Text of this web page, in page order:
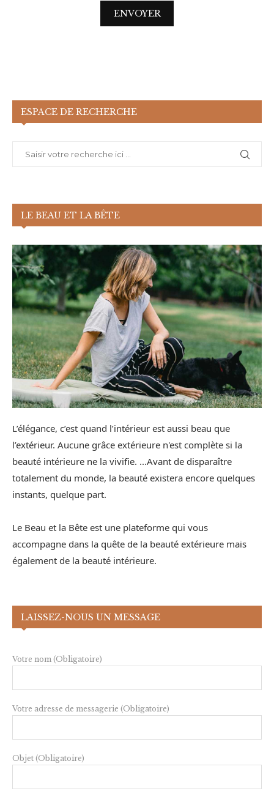
ESPACE DE RECHERCHE
LE BEAU ET LA BÊTE
L’élégance, c’est quand l’intérieur est aussi beau que
l’extérieur. Aucune grâce extérieure n'est complète si la
beauté intérieure ne la vivifie. ...Avant de disparaître
totalement du monde, la beauté existera encore quelques
instants, quelque part.
Le Beau et la Bête est une plateforme qui vous
accompagne dans la quête de la beauté extérieure mais
également de la beauté intérieure.
LAISSEZ-NOUS UN MESSAGE
Votre nom (Obligatoire)
Votre adresse de messagerie (Obligatoire)
Objet (Obligatoire)